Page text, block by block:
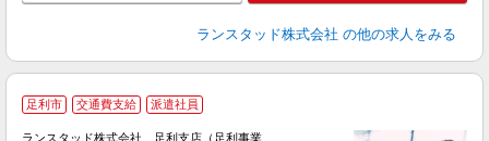
ランスタッド株式会社 の他の求人をみる
足利市 交通費支給 派遣社員
ランスタッド株式会社 足利支店（足利事業